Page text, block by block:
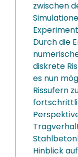
zwischen
Durch die
diskrete
es nun
Rissufern
Hinblick